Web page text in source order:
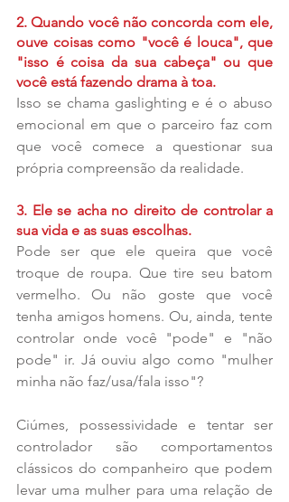
2. Quando você não concorda com ele,
ouve coisas como "você é louca", que
"isso é coisa da sua cabeça" ou que
você está fazendo drama à toa.
Isso se chama gaslighting e é o abuso
emocional em que o parceiro faz com
que você comece a questionar sua
própria compreensão da realidade.
3. Ele se acha no direito de controlar a
sua vida e as suas escolhas.
Pode ser que ele queira que você
troque de roupa. Que tire seu batom
vermelho. Ou não goste que você
tenha amigos homens. Ou, ainda, tente
controlar onde você "pode" e "não
pode" ir. Já ouviu algo como "mulher
minha não faz/usa/fala isso"?
Ciúmes, possessividade e tentar ser
controlador são comportamentos
clássicos do companheiro que podem
levar uma mulher para uma relação de